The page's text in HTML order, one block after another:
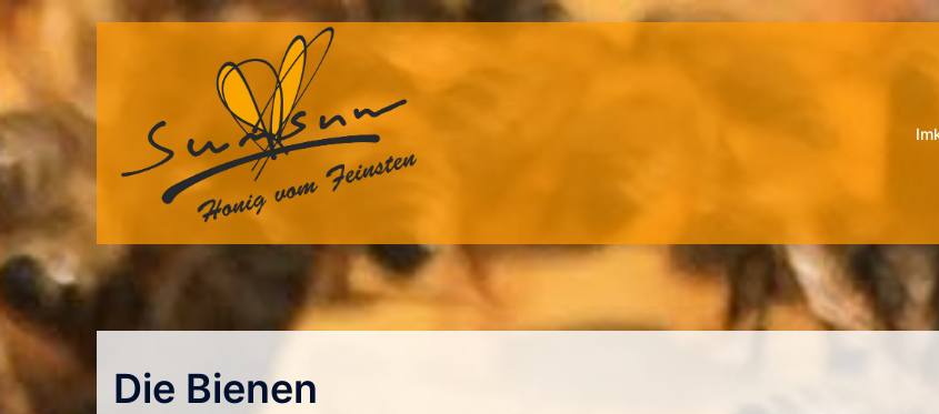
Die Bienen